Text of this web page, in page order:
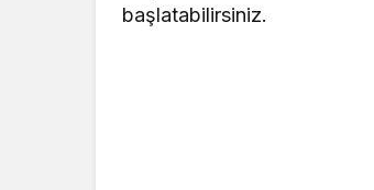
başlatabilirsiniz.